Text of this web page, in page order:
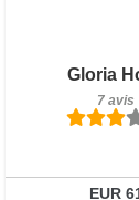
Gloria
7 avis
EUR
Petit-déjeuner
7 avis